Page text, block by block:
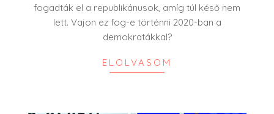
fogadták el a republikánusok, amíg túl késő nem
lett. Vajon ez fog-e történni 2020-ban a
demokratákkal?
ELOLVASOM